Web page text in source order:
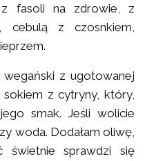
fasoli na zdrowie, z
cebulą z czosnkiem,
wegański z ugotowanej
z cytryny, który,
smak. Jeśli wolicie
woda. Dodałam oliwę,
świetnie sprawdzi się